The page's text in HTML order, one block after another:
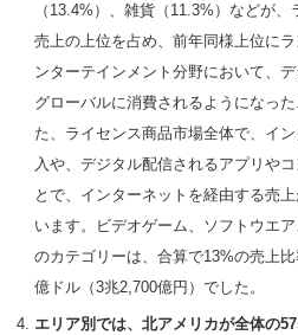
（13.4%）、雑貨（11.3%）などが
売上の上位を占め、前年同様上位に
ンターテインメント分野において、
グローバルに消費されるようになっ
た、ライセンス商品市場全体で、イ
入や、デジタル配信されるアプリや
とで、インターネットを経由する売
います。ビデオゲーム、ソフトウエ
のカテゴリーは、合算で13%の売上
億ドル（3兆2,700億円）でした。
エリア別では、北アメリカが全体の